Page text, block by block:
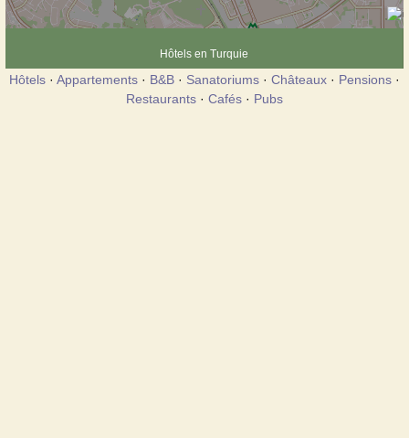
Hôtels en Turquie
Hôtels · Appartements · B&B · Sanatoriums · Châteaux · Pensions ·
Restaurants · Cafés · Pubs